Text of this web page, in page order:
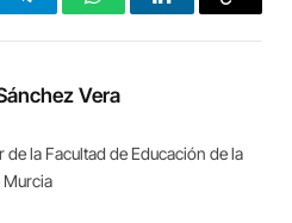
TelegramWhatsAppLinkedInCopy
Vera
de la Facultad de Educación de la
Murcia